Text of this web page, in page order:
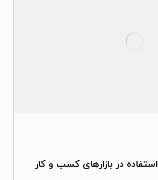
در بازارهای کسب و کار